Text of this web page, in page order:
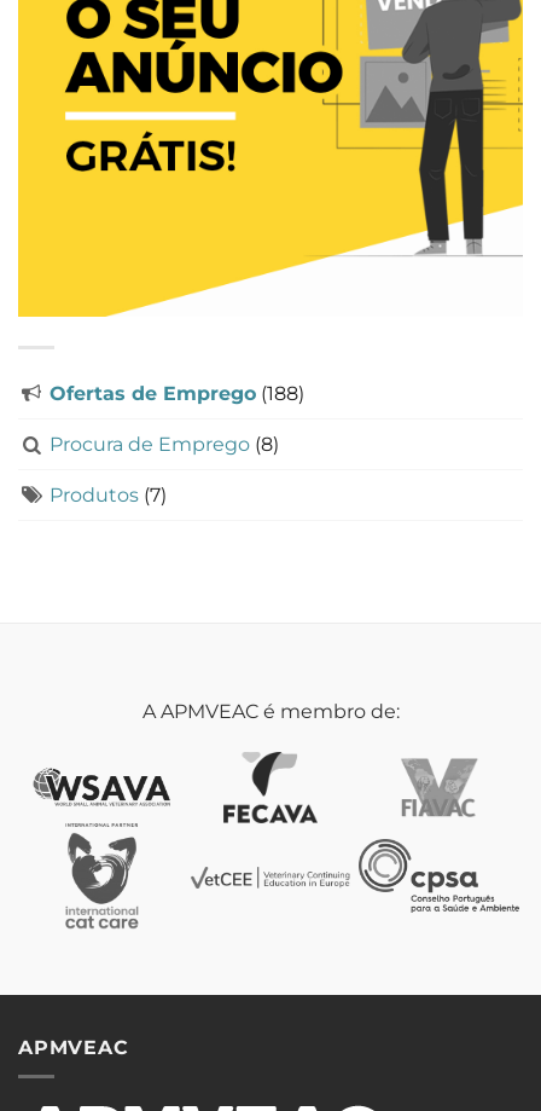
Ofertas de Emprego (188)
Procura de Emprego (8)
Produtos (7)
A APMVEAC é membro de:
APMVEAC